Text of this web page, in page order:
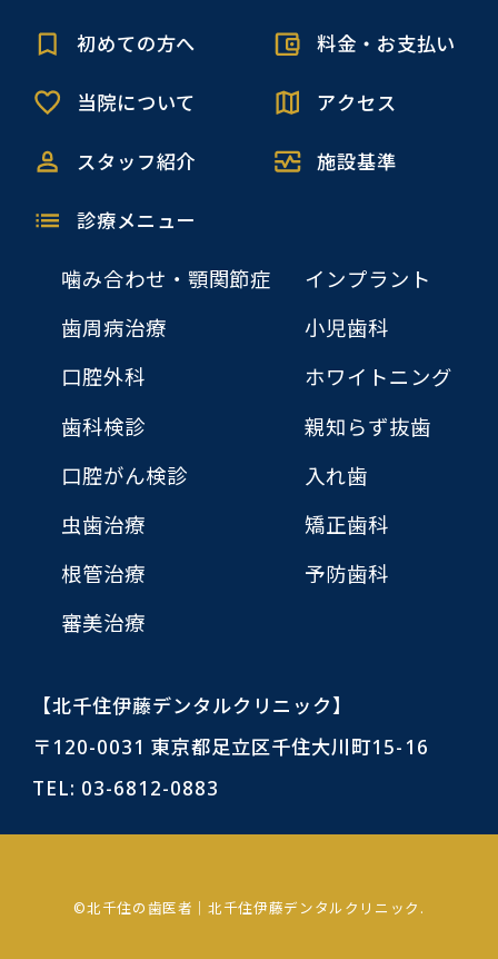
初めての方へ
当院について
スタッフ紹介
料金・お支払い
アクセス
施設基準
診療メニュー
噛み合わせ・顎関節症
歯周病治療
口腔外科
歯科検診
口腔がん検診
虫歯治療
根管治療
審美治療
インプラント
小児歯科
ホワイトニング
親知らず抜歯
入れ歯
矯正歯科
予防歯科
【北千住伊藤デンタルクリニック】
〒120-0031 東京都足立区千住大川町15-16
TEL: 03-6812-0883
©北千住の歯医者｜北千住伊藤デンタルクリニック.